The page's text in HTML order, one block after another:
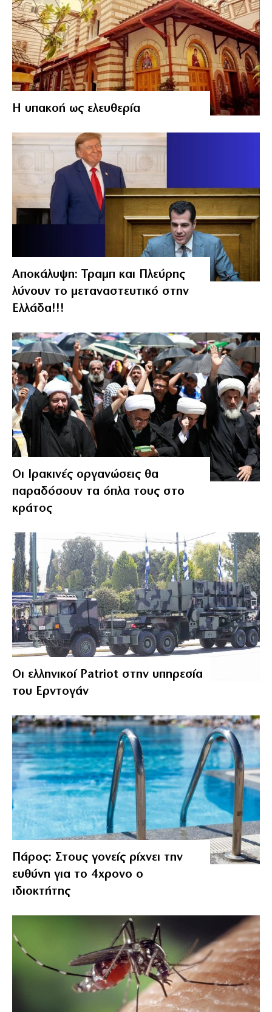
Η υπακοή ως ελευθερία
Αποκάλυψη: Τραμπ και Πλεύρης
λύνουν το μεταναστευτικό στην
Ελλάδα!!!
Οι Ιρακινές οργανώσεις θα
παραδόσουν τα όπλα τους στο
κράτος
Οι ελληνικοί Patriot στην υπηρεσία
του Ερντογάν
Πάρος: Στους γονείς ρίχνει την
ευθύνη για το 4χρονο ο
ιδιοκτήτης